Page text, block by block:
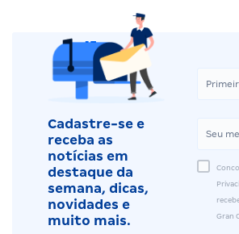
Cadastre-se e
receba as
notícias em
destaque da
semana, dicas,
novidades e
muito mais.
Gran